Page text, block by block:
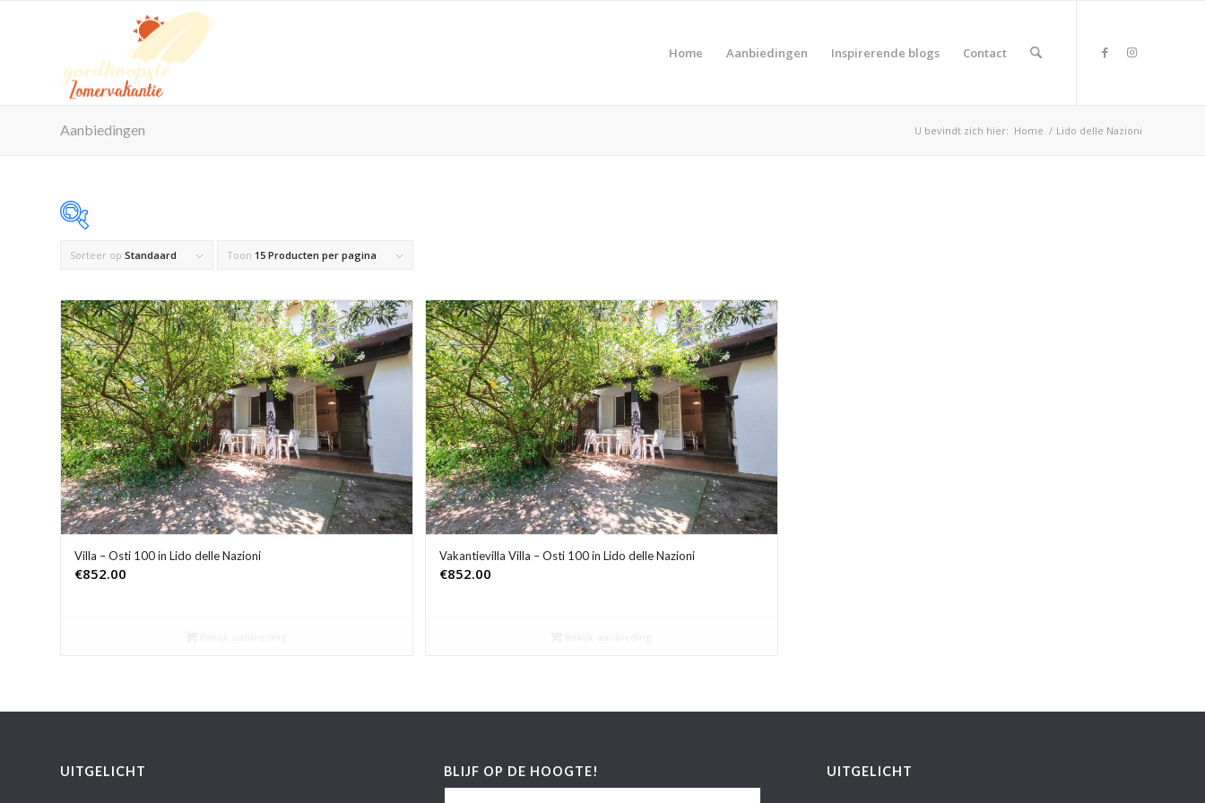
Home Aanbiedingen Inspirerende blogs Contact
Aanbiedingen U bevindt zich hier: Home / Lido delle Nazioni
Op voorraad
Product Maximaal aantal personen Product Prijs vanaf €
Product Reisorganisatie Product Type vakantie
Product Zwembad
Sorteer op Standaard Toon 15 Producten per pagina
Villa – Osti 100 in Lido delle Nazioni
€852.00
Vakantievilla Villa – Osti 100 in Lido delle Nazioni
€852.00
UITGELICHT BLIJF OP DE HOOGTE! UITGELICHT